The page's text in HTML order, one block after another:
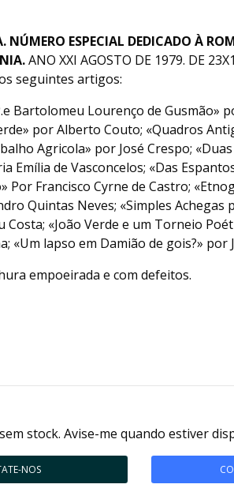
NÚMERO ESPECIAL DEDICADO À
ANO XXI AGOSTO DE 1979. DE
seguintes artigos:
Bartolomeu Lourenço de Gusmão»
por Alberto Couto; «Quadros
Agricola» por José Crespo;
Emília de Vasconcelos; «Das
Por Francisco Cyrne de Castro;
Quintas Neves; «Simples Achegas
Costa; «João Verde e um Torneio
«Um lapso em Damião de gois?» por
empoeirada e com defeitos.
stock. Avise-me quando estiver
NOS